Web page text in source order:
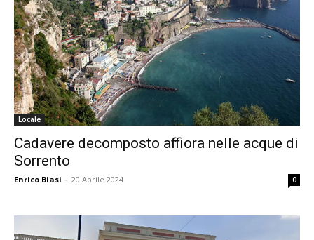
Locale
Cadavere decomposto affiora nelle acque di
Sorrento
Enrico Biasi - 20 Aprile 2024 0